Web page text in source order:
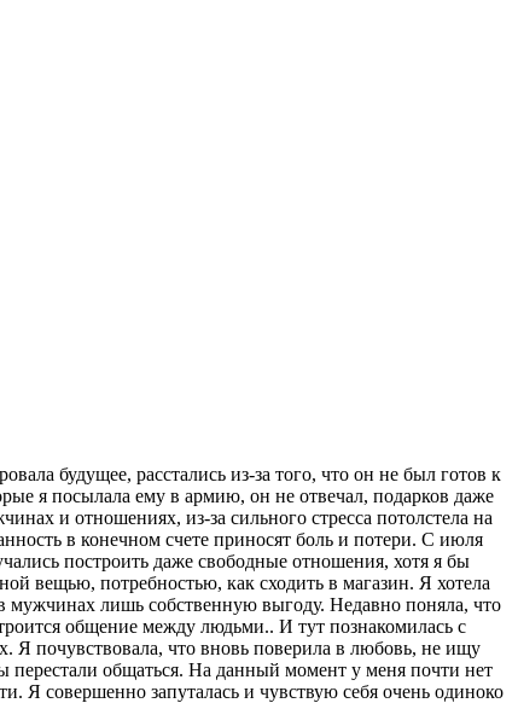
будущее, расстались из-за того, что он не был готов к
я посылала ему в армию, он не отвечал, подарков даже
и отношениях, из-за сильного стресса потолстела на
в конечном счете приносят боль и потери. С июля
построить даже свободные отношения, хотя я бы
вещью, потребностью, как сходить в магазин. Я хотела
мужчинах лишь собственную выгоду. Недавно поняла, что
общение между людьми.. И тут познакомилась с
Я почувствовала, что вновь поверила в любовь, не ищу
перестали общаться. На данный момент у меня почти нет
Я совершенно запуталась и чувствую себя очень одиноко